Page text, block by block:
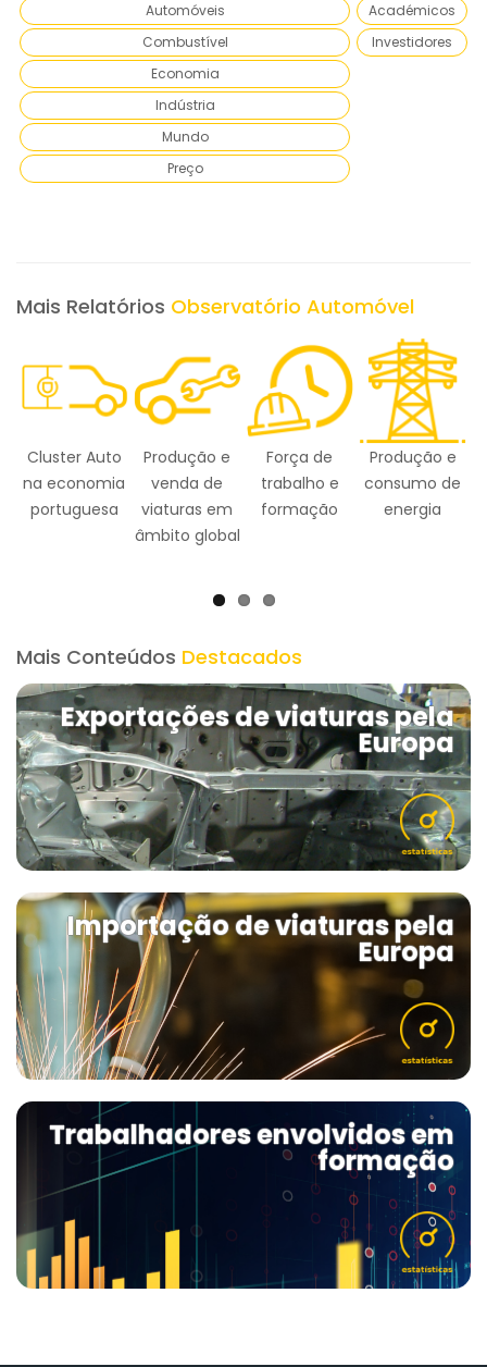
Automóveis
Combustível
Economia
Indústria
Mundo
Preço
Académicos
Investidores
Mais Relatórios Observatório Automóvel
Produção e
venda de
viaturas em
Força de
trabalho e
formação
Produção e
consumo de
energia
Inovação
Mais Conteúdos Destacados
Exportações de viaturas pela
Europa
Importação de viaturas pela
Europa
Trabalhadores envolvidos em
formação